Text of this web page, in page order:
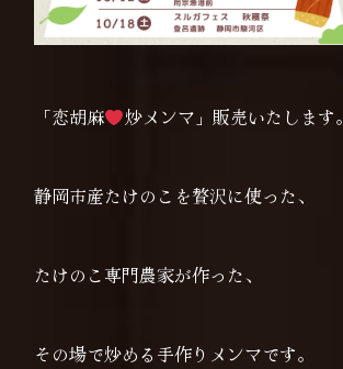
「恋胡麻 炒メンマ」販売いたします。
静岡市産たけのこを贅沢に使った、
たけのこ専門農家が作った、
その場で炒める手作りメンマです。